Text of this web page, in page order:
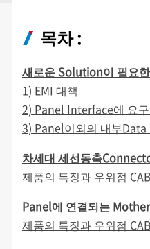
목차 :
새로운 Solution이 필요
1) EMI 대책
2) Panel Interface에 요
3) Panel이외의 내부
차세대 세선동축
제품의 특징과 우위점
Panel에 연결되는
제품의 특징과 우위점